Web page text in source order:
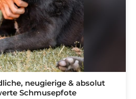
neugierige & absolut
Schmusepfote